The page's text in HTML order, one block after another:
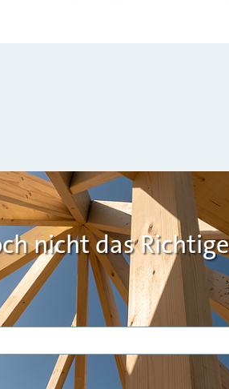
nicht das